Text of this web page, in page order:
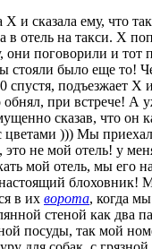
Х и сказала ему, что
в отель на такси. Х
они поговорили и тот
стояли было еще то!
спустя, подъезжает Х
обнял, при встрече! А
сказав, что он
цветами ))) Мы
это не мой отель! у
мой отель, мы
блоховник!
в их ворота, когда
стеной как два
посуды, так мой